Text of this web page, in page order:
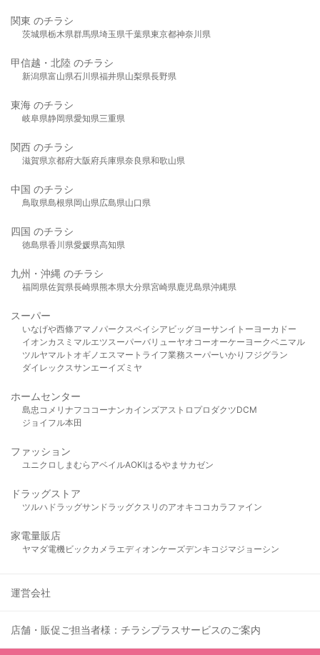
関東 のチラシ
茨城県栃木県群馬県埼玉県千葉県東京都神奈川県
甲信越・北陸 のチラシ
新潟県富山県石川県福井県山梨県長野県
東海 のチラシ
岐阜県静岡県愛知県三重県
関西 のチラシ
滋賀県京都府大阪府兵庫県奈良県和歌山県
中国 のチラシ
鳥取県島根県岡山県広島県山口県
四国 のチラシ
徳島県香川県愛媛県高知県
九州・沖縄 のチラシ
福岡県佐賀県長崎県熊本県大分県宮崎県鹿児島県沖縄県
スーパー
いなげや西條アマノパークスベイシア ビッグヨーサンイトーヨーカドー
イオンカスミ マルエツスーパーバリューヤオコーオーケー ヨークベニマル
ツルヤマルト オギノ エスマート ライフ業務スーパーいかり フジグラン
ダイレックスサンエーイズミヤ
ホームセンター
島忠 コメリ ナフコ コーナンカインズアストロプロダクツDCM
ジョイフル本田
ファッション
ユニクロ しまむら アベイルAOKIはるやま サカゼン
ドラッグストア
ツルハドラッグサンドラッグクスリのアオキ ココカラファイン
家電量販店
ヤマダ電機ビックカメラ エディオンケーズデンキ コジマジョーシン
運営会社
店舗・販促ご担当者様：チラシプラスサービスのご案内